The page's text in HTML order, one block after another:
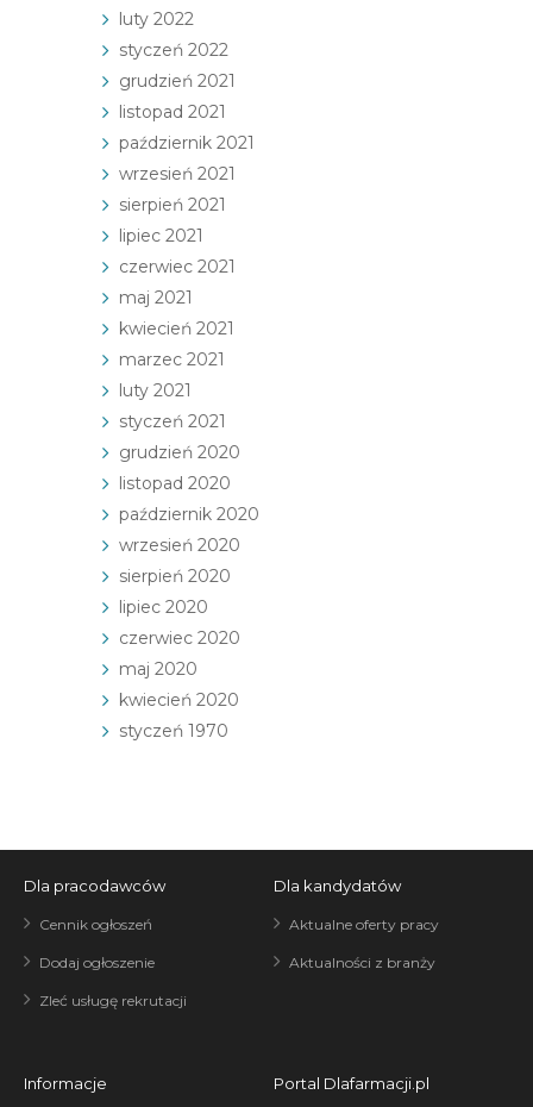
luty 2022
styczeń 2022
grudzień 2021
listopad 2021
październik 2021
wrzesień 2021
sierpień 2021
lipiec 2021
czerwiec 2021
maj 2021
kwiecień 2021
marzec 2021
luty 2021
styczeń 2021
grudzień 2020
listopad 2020
październik 2020
wrzesień 2020
sierpień 2020
lipiec 2020
czerwiec 2020
maj 2020
kwiecień 2020
styczeń 1970
Dla pracodawców
Cennik ogłoszeń
Dodaj ogłoszenie
Zleć usługę rekrutacji
Dla kandydatów
Aktualne oferty pracy
Aktualności z branży
Informacje Portal Dlafarmacji.pl